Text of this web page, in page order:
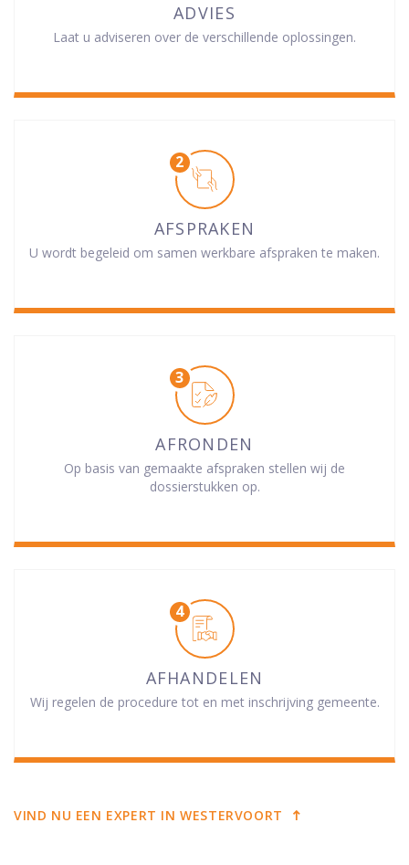
ADVIES
Laat u adviseren over de verschillende oplossingen.
AFSPRAKEN
U wordt begeleid om samen werkbare afspraken te maken.
AFRONDEN
Op basis van gemaakte afspraken stellen wij de
dossierstukken op.
AFHANDELEN
Wij regelen de procedure tot en met inschrijving gemeente.
VIND NU EEN EXPERT IN WESTERVOORT